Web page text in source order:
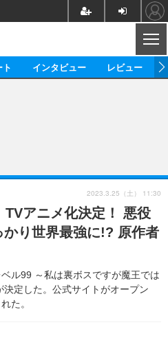
グッズ
海外
ビジネス
アーティスト
実写
イベント
座談会
ABEMA Cafe
ト インタビュー レビュー
TVアニメ化決定！ 悪役
り世界最強に!? 原作者
ル99 ～私は裏ボスですが魔王では
定した。公式サイトがオープン
た。
2023.3.25（土） 11:30